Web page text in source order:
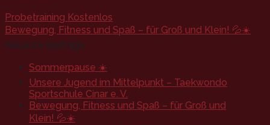
Probetraining Kostenlos
Bewegung, Fitness und Spaß – für Groß und Klein! 💦☀️
Neueste Beiträge
Sommerpause ☀️
Unsere Jugend im Mittelpunkt – Taekwondo
Sportschule Cinar e. V.
Bewegung, Fitness und Spaß – für Groß und
Klein! 💦☀️